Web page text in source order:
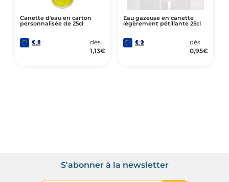
Canette d'eau en carton
personnalisée de 25cl
dès
1,13€
Eau gazeuse en canette
légèrement pétillante 25cl
dès
0,95€
S'abonner à la newsletter